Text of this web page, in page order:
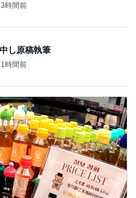
時間前
し原稿執筆
時間前